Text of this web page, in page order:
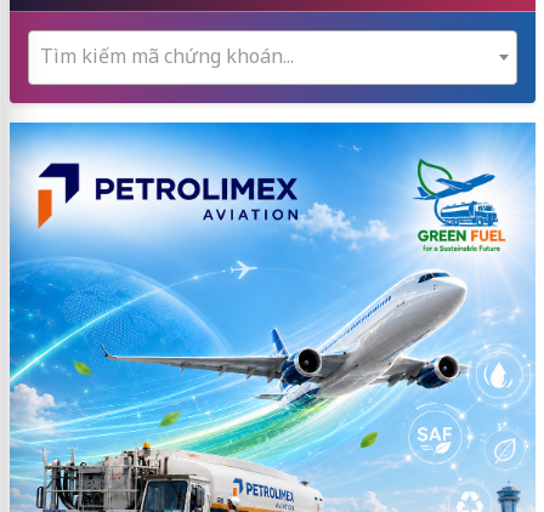
Tìm kiếm mã chứng khoán...